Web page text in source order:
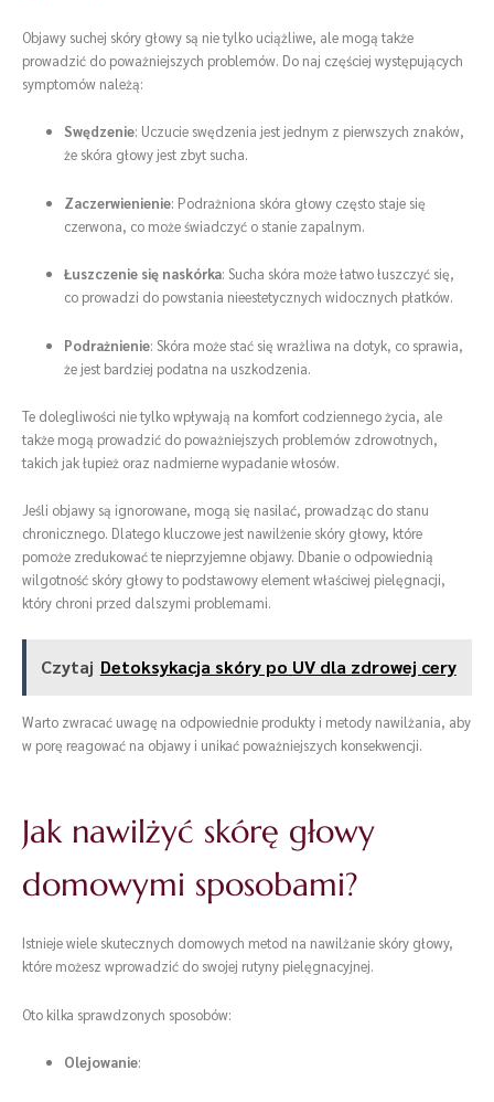
Objawy suchej skóry głowy są nie tylko uciążliwe, ale mogą także
prowadzić do poważniejszych problemów. Do naj częściej występujących
symptomów należą:
Swędzenie: Uczucie swędzenia jest jednym z pierwszych znaków,
że skóra głowy jest zbyt sucha.
Zaczerwienienie: Podrażniona skóra głowy często staje się
czerwona, co może świadczyć o stanie zapalnym.
Łuszczenie się naskórka: Sucha skóra może łatwo łuszczyć się,
co prowadzi do powstania nieestetycznych widocznych płatków.
Podrażnienie: Skóra może stać się wrażliwa na dotyk, co sprawia,
że jest bardziej podatna na uszkodzenia.
Te dolegliwości nie tylko wpływają na komfort codziennego życia, ale
także mogą prowadzić do poważniejszych problemów zdrowotnych,
takich jak łupież oraz nadmierne wypadanie włosów.
Jeśli objawy są ignorowane, mogą się nasilać, prowadząc do stanu
chronicznego. Dlatego kluczowe jest nawilżenie skóry głowy, które
pomoże zredukować te nieprzyjemne objawy. Dbanie o odpowiednią
wilgotność skóry głowy to podstawowy element właściwej pielęgnacji,
który chroni przed dalszymi problemami.
Czytaj Detoksykacja skóry po UV dla zdrowej cery
Warto zwracać uwagę na odpowiednie produkty i metody nawilżania, aby
w porę reagować na objawy i unikać poważniejszych konsekwencji.
Jak nawilżyć skórę głowy
domowymi sposobami?
Istnieje wiele skutecznych domowych metod na nawilżanie skóry głowy,
które możesz wprowadzić do swojej rutyny pielęgnacyjnej.
Oto kilka sprawdzonych sposobów:
Olejowanie: